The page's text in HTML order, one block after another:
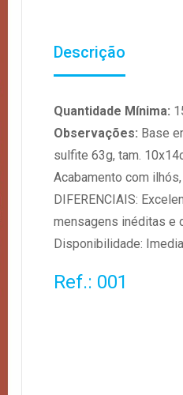
Descrição
Quantidade Mínima:
Observações: Base
sulfite 63g, tam.
Acabamento com
DIFERENCIAIS:
mensagens inéditas e
Disponibilidade:
Ref.: 001